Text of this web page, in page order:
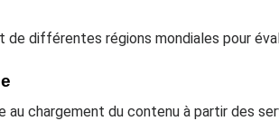
différentes régions mondiales pour
chargement du contenu à partir des